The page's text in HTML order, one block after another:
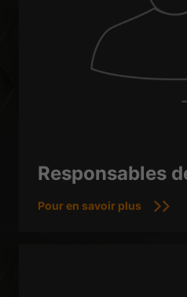
Responsables
Pour en savoir plus